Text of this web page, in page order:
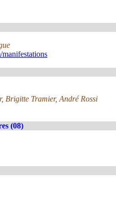
Brigitte Tramier, André Rossi
(08)